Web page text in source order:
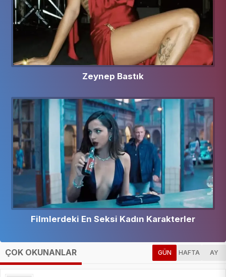
Zeynep Bastık
Filmlerdeki En Seksi Kadın Karakterler
ÇOK OKUNANLAR GÜN HAFTA AY